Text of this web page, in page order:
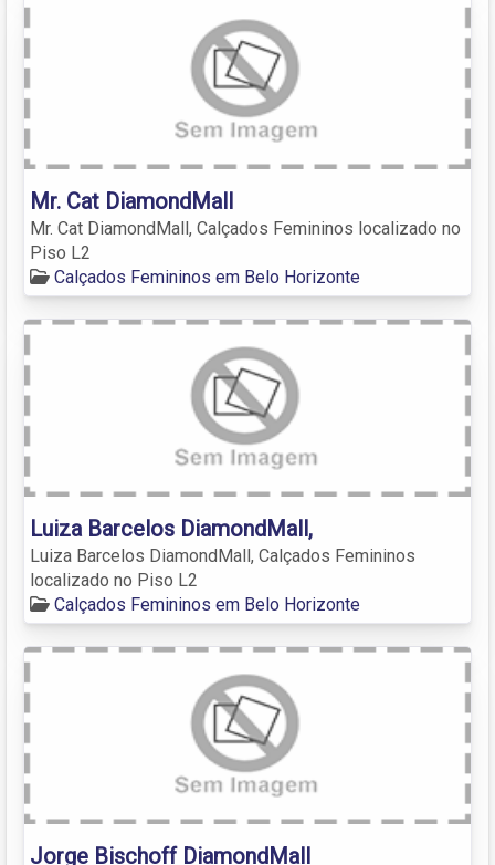
Mr. Cat DiamondMall
Mr. Cat DiamondMall, Calçados Femininos localizado no
Piso L2
Calçados Femininos em Belo Horizonte
Luiza Barcelos DiamondMall,
Luiza Barcelos DiamondMall, Calçados Femininos
localizado no Piso L2
Calçados Femininos em Belo Horizonte
Jorge Bischoff DiamondMall